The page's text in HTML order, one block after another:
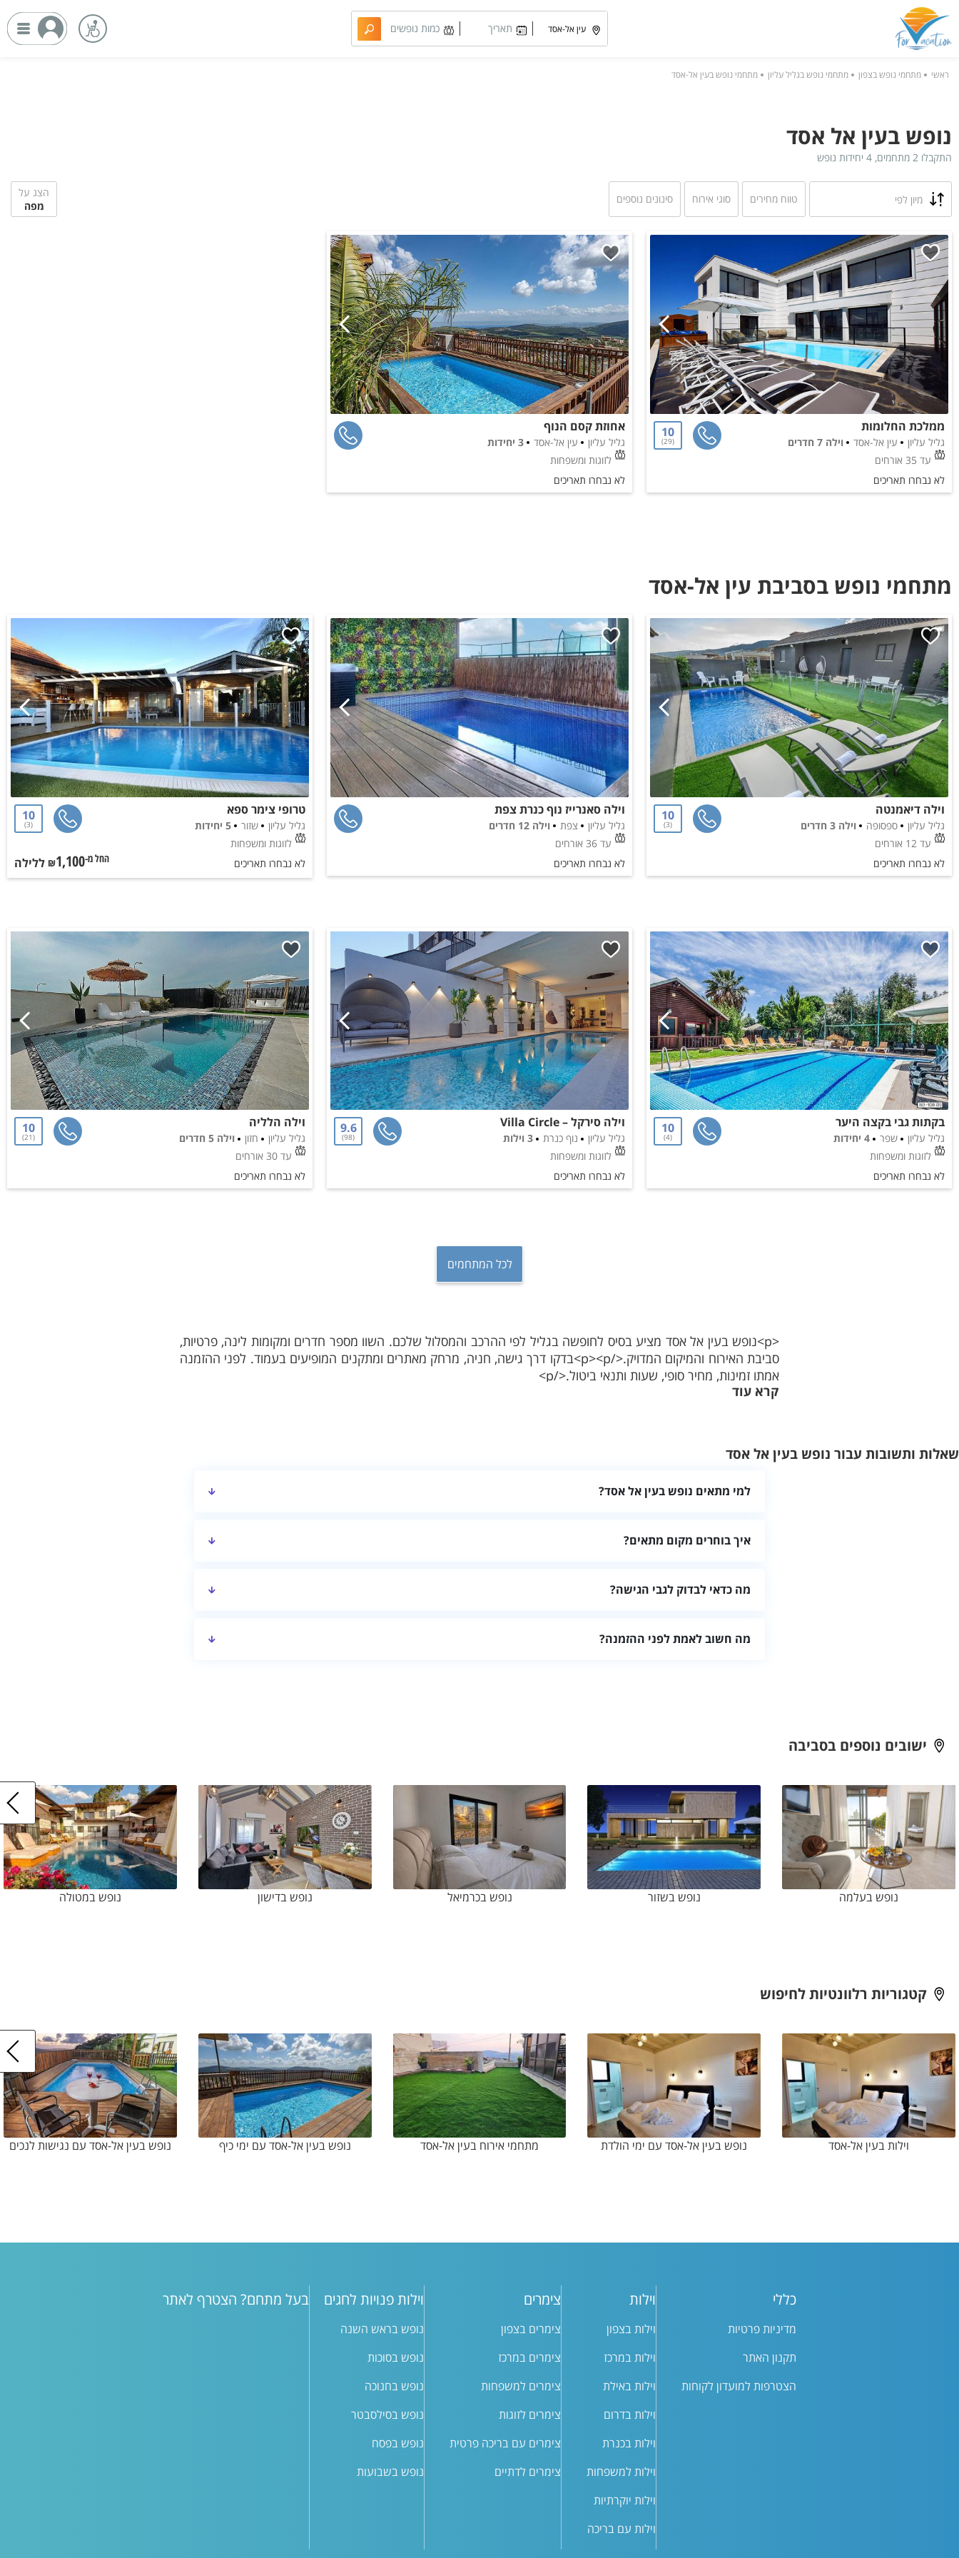
ראשי מתחמי נופש בצפון מתחמי נופש בגליל עליון מתחמי נופש בעין אל-אסד
נופש בעין אל אסד
התקבלו 2 מתחמים, 4 יחידות נופש
תאריך כמות נופשים
מיון לפי
הצג על
מפה
טווח מחירים סוגי אירוח סינונים נוספים
ממלכת החלומות
גליל עליון עין אל-אסד
וילה 7 חדרים
עד 35 אורחים
10
29
לא נבחרו תאריכים
אחוזת קסם הנוף
גליל עליון עין אל-אסד
3 יחידות
לזוגות ומשפחות
לא נבחרו תאריכים
מתחמי נופש בסביבת עין אל-אסד
וילה דיאמנטה
גליל עליון ספסופה
וילה 3 חדרים
עד 12 אורחים
10
3
לא נבחרו תאריכים
וילה סאנרייז נוף כנרת צפת
גליל עליון צפת
וילה 12 חדרים
עד 36 אורחים
לא נבחרו תאריכים
טרופי צימר ספא
גליל עליון שזור
5 יחידות
לזוגות ומשפחות
10
3
לא נבחרו תאריכים החל מ-₪1,100 ללילה
בקתות גבי בקצה היער
גליל עליון שפר
4 יחידות
לזוגות ומשפחות
10
4
לא נבחרו תאריכים
וילה סירקל – Villa Circle
גליל עליון נוף כנרת
3 וילות
לזוגות ומשפחות
9.6
98
לא נבחרו תאריכים
וילה הלליה
גליל עליון חזון
וילה 5 חדרים
עד 30 אורחים
10
21
לא נבחרו תאריכים
לכל המתחמים
קרא עוד
<p>נופש בעין אל אסד מציע בסיס לחופשה בגליל לפי ההרכב והמסלול שלכם. השוו מספר חדרים ומקומות לינה, פרטיות,
סביבת האירוח והמיקום המדויק.</p><p>בדקו דרך גישה, חניה, מרחק מאתרים ומתקנים המופיעים בעמוד. לפני ההזמנה
אמתו זמינות, מחיר סופי, שעות ותנאי ביטול.</p>
שאלות ותשובות עבור נופש בעין אל אסד
למי מתאים נופש בעין אל אסד?
איך בוחרים מקום מתאים?
מה כדאי לבדוק לגבי הגישה?
מה חשוב לאמת לפני ההזמנה?
ישובים נוספים בסביבה
נופש בעלמה נופש בשזור נופש בכרמיאל נופש בדישון נופש במטולה
קטגוריות רלוונטיות לחיפוש
וילות בעין אל-אסד נופש בעין אל-אסד עם ימי הולדת מתחמי אירוח בעין אל-אסד נופש בעין אל-אסד עם ימי כיף נופש בעין אל-אסד עם נגישות לנכים
כללי
מדיניות פרטיות
תקנון האתר
הצטרפות למועדון לקוחות
וילות
וילות בצפון
וילות במרכז
וילות באילת
וילות בדרום
וילות בכנרת
וילות למשפחות
וילות יוקרתיות
וילות עם בריכה
צימרים
צימרים בצפון
צימרים במרכז
צימרים למשפחות
צימרים לזוגות
צימרים עם בריכה פרטית
צימרים לדתיים
וילות פנויות לחגים
נופש בראש השנה
נופש בסוכות
נופש בחנוכה
נופש בסילסבטר
נופש בפסח
נופש בשבועות
בעל מתחם? הצטרף לאתר